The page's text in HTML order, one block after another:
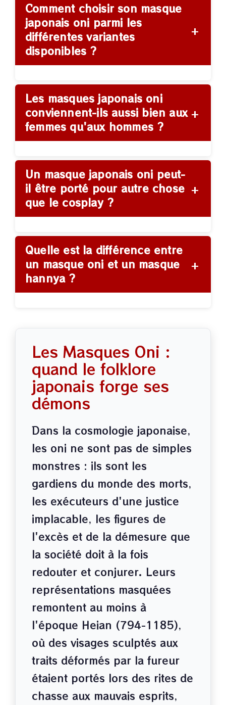
Comment choisir son masque
japonais oni parmi les
différentes variantes
disponibles ?
+
Les masques japonais oni
conviennent-ils aussi bien aux
femmes qu'aux hommes ?
+
Un masque japonais oni peut-
il être porté pour autre chose
que le cosplay ?
+
Quelle est la différence entre
un masque oni et un masque
hannya ?
+
Les Masques Oni :
quand le folklore
japonais forge ses
démons
Dans la cosmologie japonaise,
les oni ne sont pas de simples
monstres : ils sont les
gardiens du monde des morts,
les exécuteurs d'une justice
implacable, les figures de
l'excès et de la démesure que
la société doit à la fois
redouter et conjurer. Leurs
représentations masquées
remontent au moins à
l'époque Heian (794-1185),
où des visages sculptés aux
traits déformés par la fureur
étaient portés lors des rites de
chasse aux mauvais esprits,